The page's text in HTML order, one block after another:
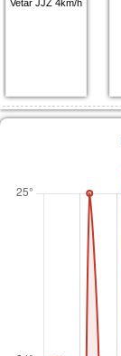
Vetar JJZ 4km/h